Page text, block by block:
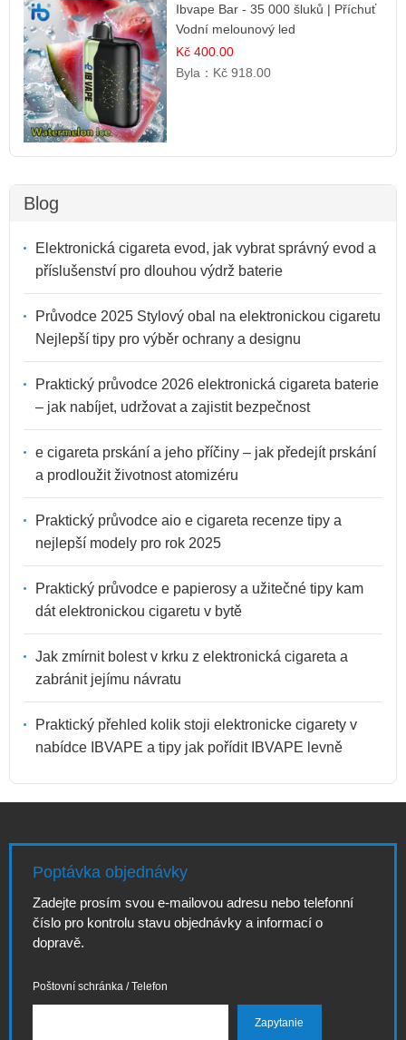
Ibvape Bar - 35 000 šluků | Příchuť
Vodní melounový led
Kč 400.00
Byla： Kč 918.00
Blog
Elektronická cigareta evod, jak vybrat správný evod a
příslušenství pro dlouhou výdrž baterie
Průvodce 2025 Stylový obal na elektronickou cigaretu
Nejlepší tipy pro výběr ochrany a designu
Praktický průvodce 2026 elektronická cigareta baterie
– jak nabíjet, udržovat a zajistit bezpečnost
e cigareta prskání a jeho příčiny – jak předejít prskání
a prodloužit životnost atomizéru
Praktický průvodce aio e cigareta recenze tipy a
nejlepší modely pro rok 2025
Praktický průvodce e papierosy a užitečné tipy kam
dát elektronickou cigaretu v bytě
Jak zmírnit bolest v krku z elektronická cigareta a
zabránit jejímu návratu
Praktický přehled kolik stoji elektronicke cigarety v
nabídce IBVAPE a tipy jak pořídit IBVAPE levně
Poptávka objednávky
Zadejte prosím svou e-mailovou adresu nebo telefonní
číslo pro kontrolu stavu objednávky a informací o
dopravě.
Poštovní schránka / Telefon